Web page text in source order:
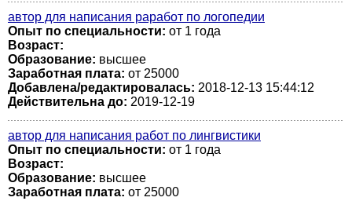
автор для написания раработ по логопедии
Опыт по специальности: от 1 года
Возраст:
Образование: высшее
Заработная плата: от 25000
Добавлена/редактировалась: 2018-12-13 15:44:12
Действительна до: 2019-12-19
автор для написания работ по лингвистики
Опыт по специальности: от 1 года
Возраст:
Образование: высшее
Заработная плата: от 25000